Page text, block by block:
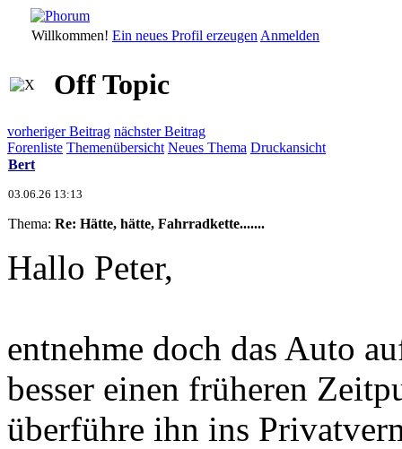
Willkommen! Ein neues Profil erzeugen Anmelden
Off Topic
vorheriger Beitrag nächster Beitrag
Forenliste Themenübersicht Neues Thema Druckansicht
Bert
03.06.26 13:13
Thema: Re: Hätte, hätte, Fahrradkette.......
Hallo Peter,
entnehme doch das Auto
besser einen früheren
überführe ihn ins